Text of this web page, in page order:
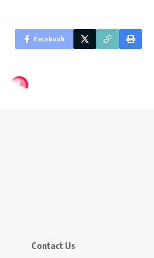
Facebook
Contact Us